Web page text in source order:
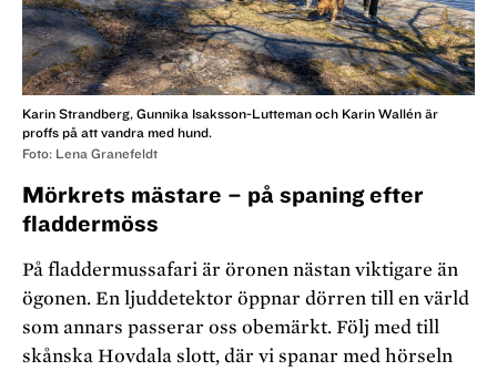
Karin Strandberg, Gunnika Isaksson-Lutteman och Karin Wallén är
proffs på att vandra med hund.
Foto: Lena Granefeldt
Mörkrets mästare – på spaning efter
fladdermöss
På fladdermussafari är öronen nästan viktigare än
ögonen. En ljuddetektor öppnar dörren till en värld
som annars passerar oss obemärkt. Följ med till
skånska Hovdala slott, där vi spanar med hörseln